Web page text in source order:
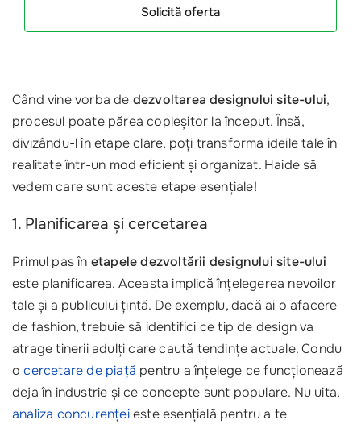
Solicită oferta
Când vine vorba de dezvoltarea designului site-ului,
procesul poate părea copleșitor la început. Însă,
divizându-l în etape clare, poți transforma ideile tale în
realitate într-un mod eficient și organizat. Haide să
vedem care sunt aceste etape esențiale!
1. Planificarea și cercetarea
Primul pas în etapele dezvoltării designului site-ului
este planificarea. Aceasta implică înțelegerea nevoilor
tale și a publicului țintă. De exemplu, dacă ai o afacere
de fashion, trebuie să identifici ce tip de design va
atrage tinerii adulți care caută tendințe actuale. Condu
ocercetare de piață pentru a înțelege ce funcționează
deja în industrie și ce concepte sunt populare. Nu uita,
analiza concurențeieste esențială pentru a te